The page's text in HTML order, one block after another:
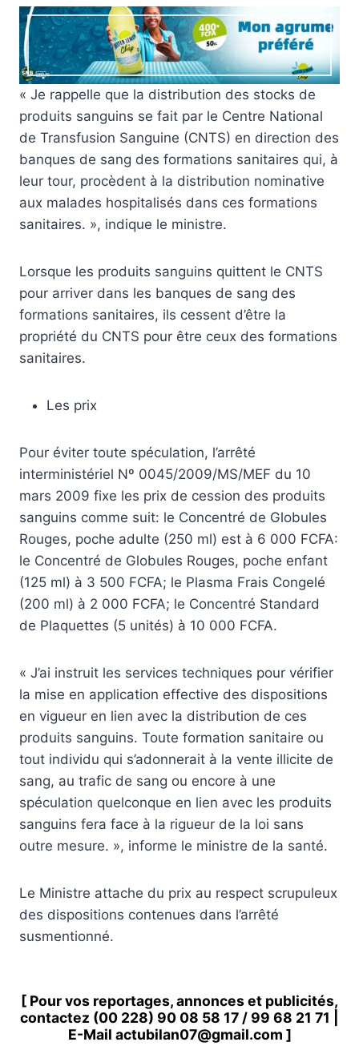
« Je rappelle que la distribution des stocks de
produits sanguins se fait par le Centre National
de Transfusion Sanguine (CNTS) en direction des
banques de sang des formations sanitaires qui, à
leur tour, procèdent à la distribution nominative
aux malades hospitalisés dans ces formations
sanitaires. », indique le ministre.
Lorsque les produits sanguins quittent le CNTS
pour arriver dans les banques de sang des
formations sanitaires, ils cessent d’être la
propriété du CNTS pour être ceux des formations
sanitaires.
Les prix
Pour éviter toute spéculation, l’arrêté
interministériel Nº 0045/2009/MS/MEF du 10
mars 2009 fixe les prix de cession des produits
sanguins comme suit: le Concentré de Globules
Rouges, poche adulte (250 ml) est à 6 000 FCFA:
le Concentré de Globules Rouges, poche enfant
(125 ml) à 3 500 FCFA; le Plasma Frais Congelé
(200 ml) à 2 000 FCFA; le Concentré Standard
de Plaquettes (5 unités) à 10 000 FCFA.
« J’ai instruit les services techniques pour vérifier
la mise en application effective des dispositions
en vigueur en lien avec la distribution de ces
produits sanguins. Toute formation sanitaire ou
tout individu qui s’adonnerait à la vente illicite de
sang, au trafic de sang ou encore à une
spéculation quelconque en lien avec les produits
sanguins fera face à la rigueur de la loi sans
outre mesure. », informe le ministre de la santé.
Le Ministre attache du prix au respect scrupuleux
des dispositions contenues dans l’arrêté
susmentionné.
[ Pour vos reportages, annonces et publicités,
contactez (00 228) 90 08 58 17 / 99 68 21 71
E-Mail actubilan07@gmail.com ]